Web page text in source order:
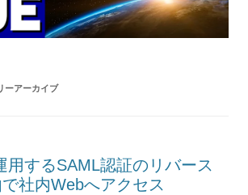
ッ
プ
ーアーカイブ
用するSAML認証のリバース
社内Webへアクセス